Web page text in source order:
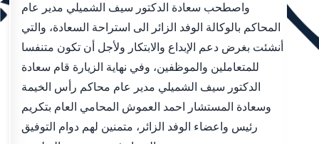
واصطحب سعادة الدكتور سيف الشميلي مدير عام
المحاكم بالوكالة الوفد الزائر الى استراحة السعادة، والتي
أنشئت بغرض دعم الإبداع والابتكار ولأجل أن تكون متنفسا
للمتعاملين والموظفين، وفي نهاية الزيارة قام سعادة
الدكتور سيف الشميلي مدير عام محاكم رأس الخيمة
وسعادة المستشار احمد العموش المحامي العام بتكريم
رئيس واعضاء الوفد الزائر، متمنين لهم دوام التوفيق